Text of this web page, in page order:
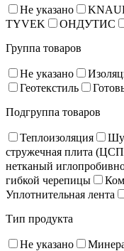
Не указано
TYVEK
ОНДУТИС
Группа товаров
Не указано
Геотекстиль
Подгруппа товаров
Теплоизоляция
стружечная плита
нетканый
гибкой черепицы
Уплотнительная лента
Тип продукта
Не указано